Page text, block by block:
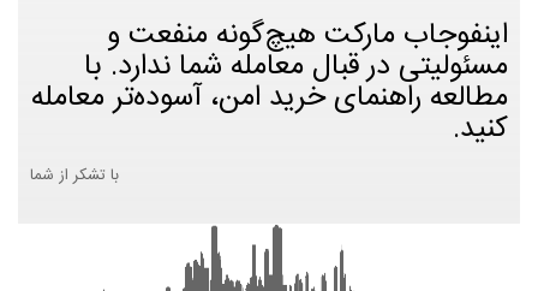
اینفوجاب مارکت هیچ‌گونه منفعت و
مسئولیتی در قبال معامله شما ندارد. با
مطالعه راهنمای خرید امن، آسوده‌تر معامله
کنید.
با تشکر از شما